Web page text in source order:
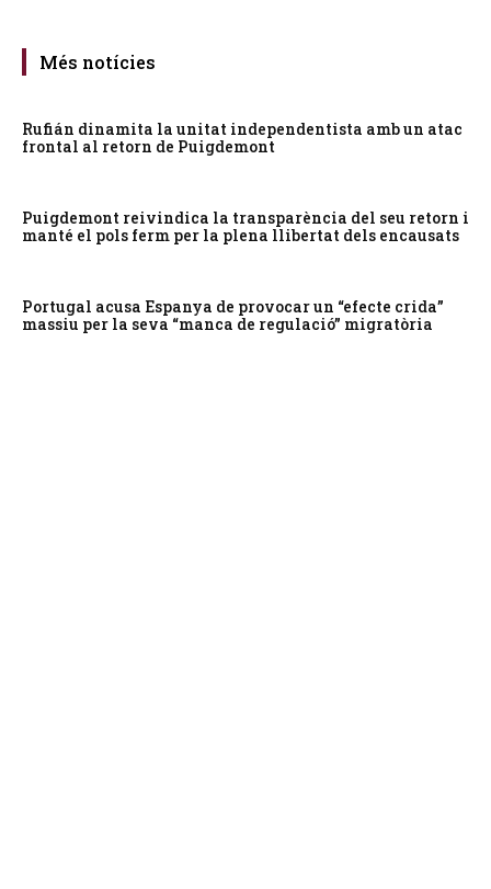
Més notícies
Rufián dinamita la unitat independentista amb un atac
frontal al retorn de Puigdemont
Puigdemont reivindica la transparència del seu retorn i
manté el pols ferm per la plena llibertat dels encausats
Portugal acusa Espanya de provocar un “efecte crida”
massiu per la seva “manca de regulació” migratòria